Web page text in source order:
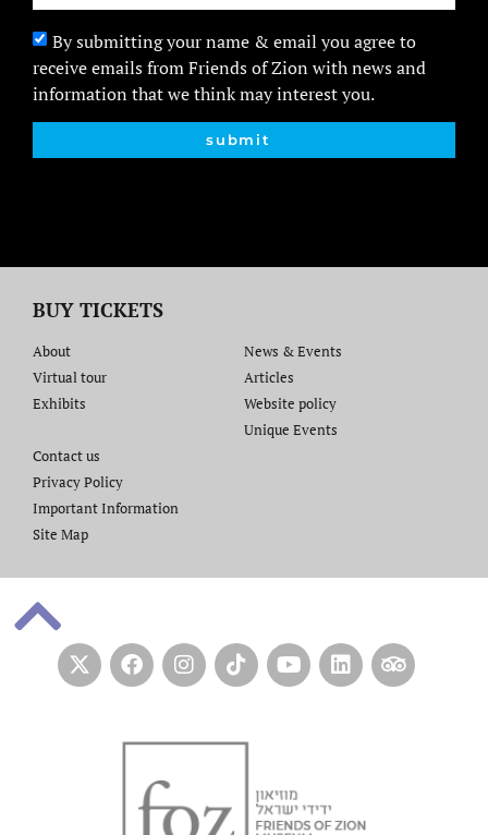
By submitting your name & email you agree to
receive emails from Friends of Zion with news and
information that we think may interest you.
submit
BUY TICKETS
About
Virtual tour
Exhibits
News & Events
Articles
Website policy​
Unique Events
Contact us​
Privacy Policy
Important Information
Site Map